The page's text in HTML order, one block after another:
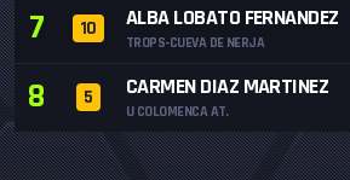
7 10 ALBA LOBATO FERNANDEZ
TROPS-CUEVA DE NERJA
8 5 CARMEN DIAZ MARTINEZ
U COLOMENCA AT.